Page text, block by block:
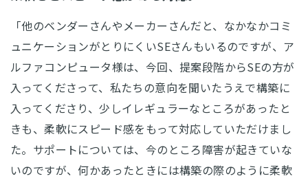
「他のベンダーさんやメーカーさんだと、なかなかコミ
ュニケーションがとりにくいSEさんもいるのですが、ア
ルファコンピュータ様は、今回、提案段階からSEの方が
入ってくださって、私たちの意向を聞いたうえで構築に
入ってくださり、少しイレギュラーなところがあったと
きも、柔軟にスピード感をもって対応していただけまし
た。サポートについては、今のところ障害が起きていな
いのですが、何かあったときには構築の際のように柔軟